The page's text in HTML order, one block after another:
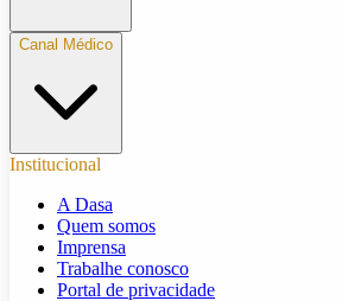
Canal Médico
Institucional
A Dasa
Quem somos
Imprensa
Trabalhe conosco
Portal de privacidade